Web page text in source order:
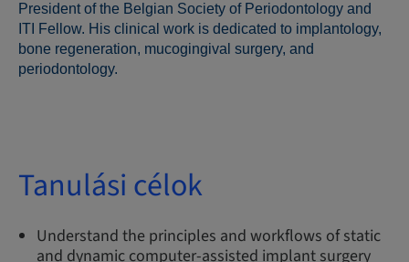
President of the Belgian Society of Periodontology and
ITI Fellow. His clinical work is dedicated to implantology,
bone regeneration, mucogingival surgery, and
periodontology.
Tanulási célok
Understand the principles and workflows of static
and dynamic computer-assisted implant surgery